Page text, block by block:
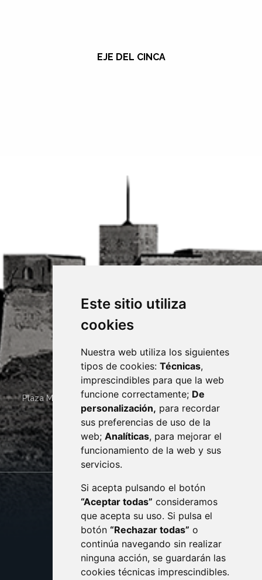
Este sitio utiliza
cookies
Nuestra web utiliza los siguientes
tipos de cookies: Técnicas,
imprescindibles para que la web
funcione correctamente; De
personalización, para recordar
sus preferencias de uso de la
web; Analíticas, para mejorar el
funcionamiento de la web y sus
servicios.
Si acepta pulsando el botón
“Aceptar todas” consideramos
que acepta su uso. Si pulsa el
botón “Rechazar todas” o
continúa navegando sin realizar
ninguna acción, se guardarán las
cookies técnicas imprescindibles.
EJE DEL CINCA
Plaza Mayor 4 22400 MONZÓN - ARAGÓN (ESPAÑA)
· (34) 974 400 700 ·
sac@monzon.es
monzon.es
CONTACTO
AVISO LEGAL
PROTECCIÓN DE DATOS
POLÍTICA DE COOKIES
ACCESIBILIDAD
ENLACE EXTERNO AL